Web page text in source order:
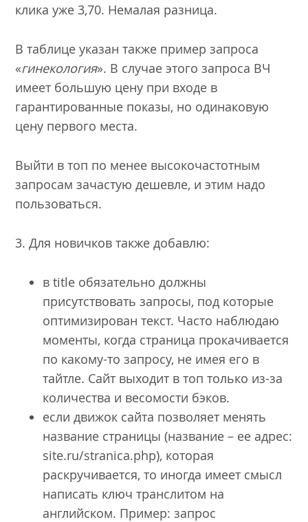
клика уже 3,70. Немалая разница.
В таблице указан также пример запроса
«гинекология». В случае этого запроса ВЧ
имеет большую цену при входе в
гарантированные показы, но одинаковую
цену первого места.
Выйти в топ по менее высокочастотным
запросам зачастую дешевле, и этим надо
пользоваться.
3. Для новичков также добавлю:
в title обязательно должны
присутствовать запросы, под которые
оптимизирован текст. Часто наблюдаю
моменты, когда страница прокачивается
по какому-то запросу, не имея его в
тайтле. Сайт выходит в топ только из-за
количества и весомости бэков.
если движок сайта позволяет менять
название страницы (название – ее адрес:
site.ru/stranica.php), которая
раскручивается, то иногда имеет смысл
написать ключ транслитом на
английском. Пример: запрос